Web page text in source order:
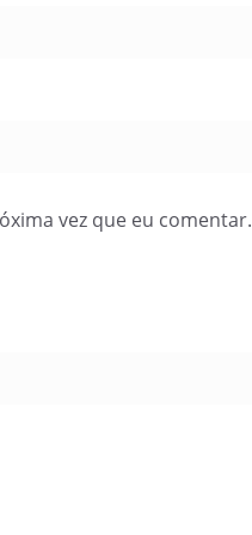
vez que eu comentar.